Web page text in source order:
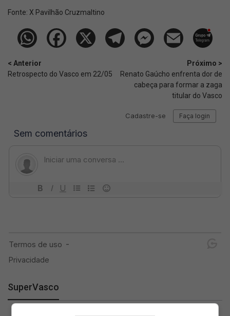
Fonte: X Pavilhão Cruzmaltino
< Anterior
Retrospecto do Vasco em 22/05
Próximo >
Renato Gaúcho enfrenta dor de
cabeça para formar a zaga
titular do Vasco
SuperVasco